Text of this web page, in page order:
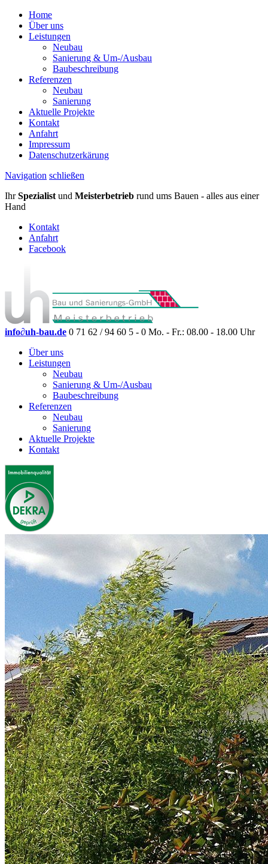
Home
Über uns
Leistungen
Neubau
Sanierung & Um-/Ausbau
Baubeschreibung
Referenzen
Neubau
Sanierung
Aktuelle Projekte
Kontakt
Anfahrt
Impressum
Datenschutzerkärung
Navigation schließen
IhrSpezialist und Meisterbetrieb rund ums Bauen - alles aus einer
Hand
Kontakt
Anfahrt
Facebook
info∂uh-bau.de 0 71 62 / 94 60 5 - 0 Mo. - Fr.: 08.00 - 18.00 Uhr
Über uns
Leistungen
Neubau
Sanierung & Um-/Ausbau
Baubeschreibung
Referenzen
Neubau
Sanierung
Aktuelle Projekte
Kontakt